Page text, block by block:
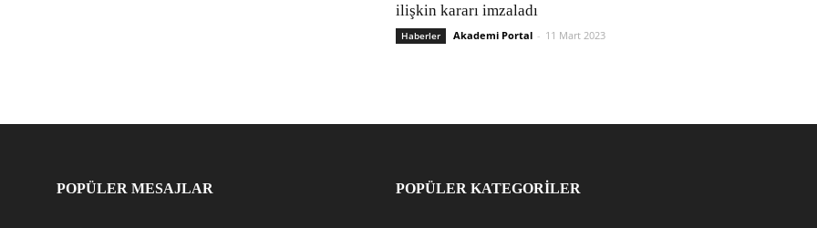
ilişkin kararı imzaladı
Haberler Akademi Portal - 11 Mart 2023
POPÜLER MESAJLAR POPÜLER KATEGORİLER